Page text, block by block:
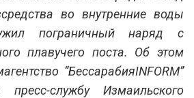
во внутренние воды
пограничный наряд с
плавучего поста. Об этом
“БессарабияINFORM”
службу Измаильского